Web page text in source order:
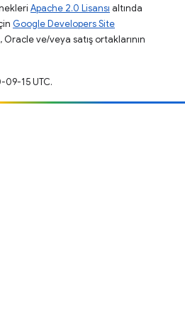
Apache 2.0 Lisansı altında
Google Developers Site
ve/veya satış ortaklarının
15 UTC.